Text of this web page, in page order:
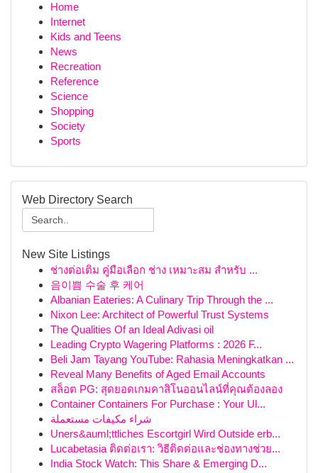
Home
Internet
Kids and Teens
News
Recreation
Reference
Science
Shopping
Society
Sports
Web Directory Search
New Site Listings
ช่างต่อเติม คู่มือเลือก ช่าง เหมาะสม สำหรับ ...
음이쁨 수술 후 케어
Albanian Eateries: A Culinary Trip Through the ...
Nixon Lee: Architect of Powerful Trust Systems
The Qualities Of an Ideal Adivasi oil
Leading Crypto Wagering Platforms : 2026 F...
Beli Jam Tayang YouTube: Rahasia Meningkatkan ...
Reveal Many Benefits of Aged Email Accounts
สล็อต PG: สุดยอดเกมคาสิโนออนไลน์ที่คุณต้องลอง
Container Containers For Purchase : Your Ul...
شراء مكيفات مستعملة
Uners&auml;ttliches Escortgirl Wird Outside erb...
Lucabetasia ติดต่อเรา: วิธีติดต่อและช่องทางช่วย...
India Stock Watch: This Share & Emerging D...